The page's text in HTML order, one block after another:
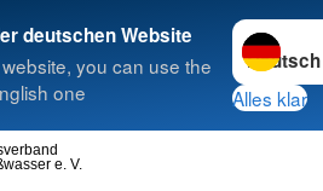
deutschen Website
you can use the
one
Sprache
Alles klar
e. V.
Suche